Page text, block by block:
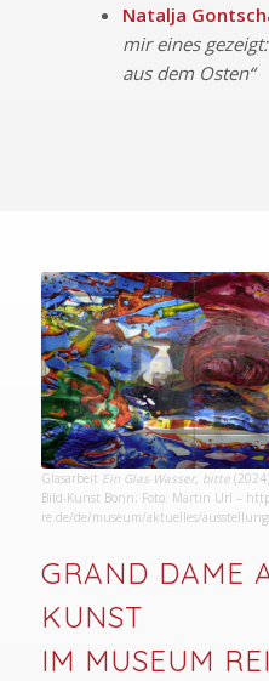
Natalja
mir eines
aus dem Osten“
Glasarbeit Ein Glas Wasser, bitte
Bild-Kunst Bonn; Foto: Martin Url –
re.de/de/museum/aktuelles/
GRAND DAME
KUNST
IM MUSEUM